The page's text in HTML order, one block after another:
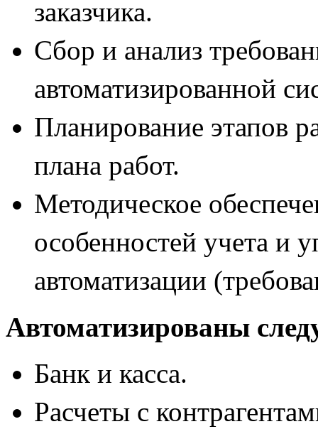
заказчика.
Сбор и анализ
автоматизированной
Планирование этапов
плана работ.
Методическое
особенностей учета и
автоматизации
Автоматизированы
Банк и касса.
Расчеты с